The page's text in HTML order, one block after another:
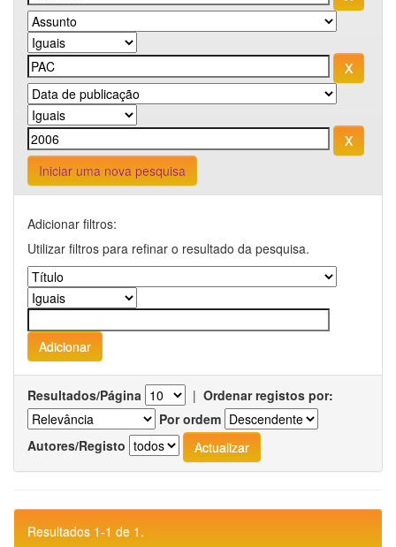
Iniciar uma nova pesquisa
Adicionar filtros:
Utilizar filtros para refinar o resultado da pesquisa.
Resultados/Página | Ordenar registos por:
Por ordem
Autores/Registo
Resultados 1-1 de 1.